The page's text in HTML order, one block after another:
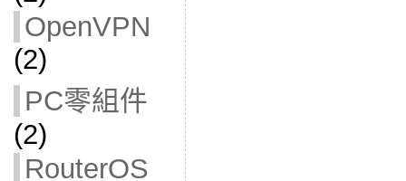
OpenVPN
(2)
PC零組件
(2)
RouterOS